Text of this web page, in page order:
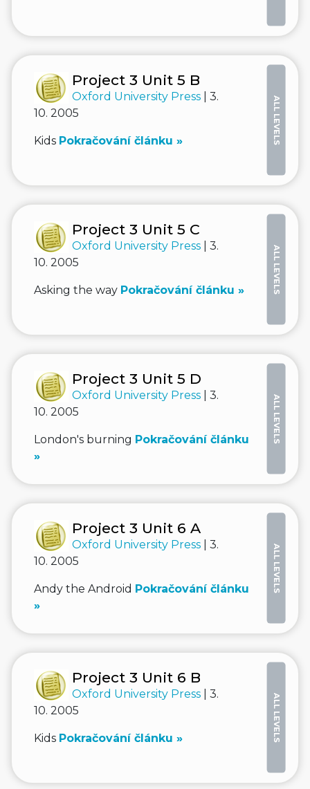
ALL LEVELS
Project 3 Unit 5 B
Oxford University Press
| 3.
10. 2005
Kids Pokračování článku »
ALL LEVELS
Project 3 Unit 5 C
Oxford University Press
| 3.
10. 2005
Asking the way Pokračování článku »
ALL LEVELS
Project 3 Unit 5 D
Oxford University Press
| 3.
10. 2005
London's burning Pokračování článku
»
ALL LEVELS
Project 3 Unit 6 A
Oxford University Press
| 3.
10. 2005
Andy the Android Pokračování článku
»
ALL LEVELS
Project 3 Unit 6 B
Oxford University Press
| 3.
10. 2005
Kids Pokračování článku »